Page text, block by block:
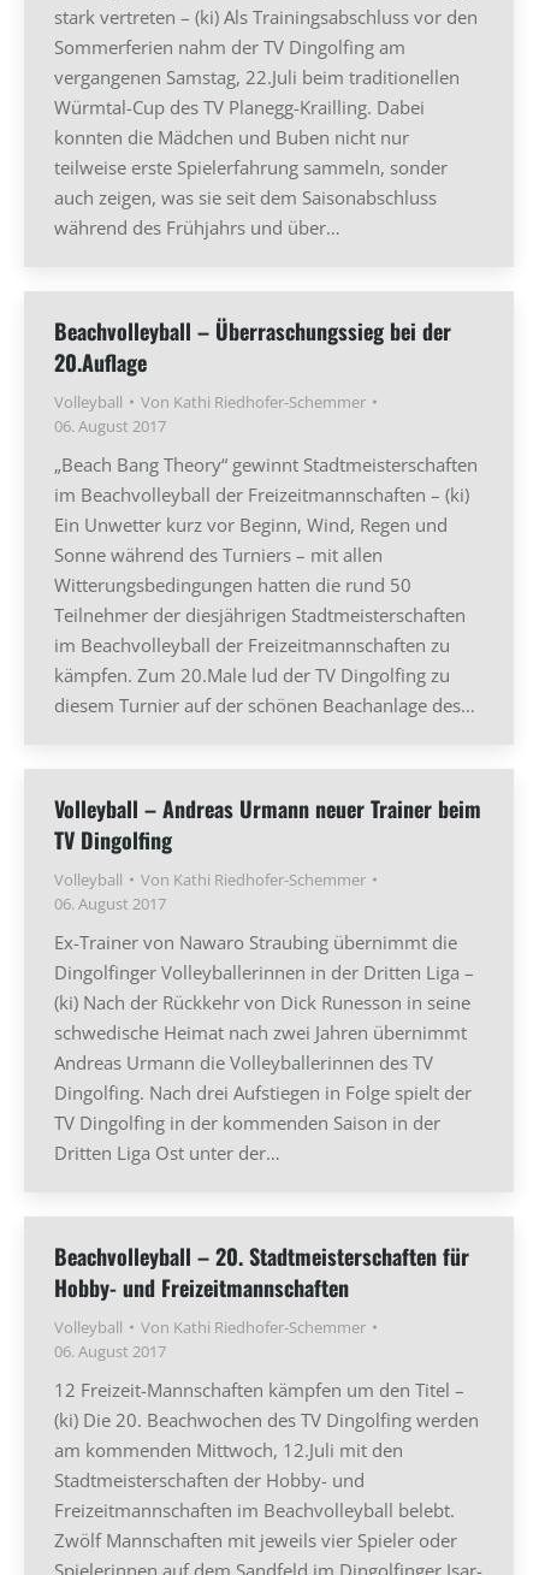
stark vertreten – (ki) Als Trainingsabschluss vor den
Sommerferien nahm der TV Dingolfing am
vergangenen Samstag, 22.Juli beim traditionellen
Würmtal-Cup des TV Planegg-Krailling. Dabei
konnten die Mädchen und Buben nicht nur
teilweise erste Spielerfahrung sammeln, sonder
auch zeigen, was sie seit dem Saisonabschluss
während des Frühjahrs und über…
Beachvolleyball – Überraschungssieg bei der
20.Auflage
Volleyball Von Kathi Riedhofer-Schemmer
06. August 2017
„Beach Bang Theory“ gewinnt Stadtmeisterschaften
im Beachvolleyball der Freizeitmannschaften – (ki)
Ein Unwetter kurz vor Beginn, Wind, Regen und
Sonne während des Turniers – mit allen
Witterungsbedingungen hatten die rund 50
Teilnehmer der diesjährigen Stadtmeisterschaften
im Beachvolleyball der Freizeitmannschaften zu
kämpfen. Zum 20.Male lud der TV Dingolfing zu
diesem Turnier auf der schönen Beachanlage des…
Volleyball – Andreas Urmann neuer Trainer beim
TV Dingolfing
Volleyball Von Kathi Riedhofer-Schemmer
06. August 2017
Ex-Trainer von Nawaro Straubing übernimmt die
Dingolfinger Volleyballerinnen in der Dritten Liga –
(ki) Nach der Rückkehr von Dick Runesson in seine
schwedische Heimat nach zwei Jahren übernimmt
Andreas Urmann die Volleyballerinnen des TV
Dingolfing. Nach drei Aufstiegen in Folge spielt der
TV Dingolfing in der kommenden Saison in der
Dritten Liga Ost unter der…
Beachvolleyball – 20. Stadtmeisterschaften für
Hobby- und Freizeitmannschaften
Volleyball Von Kathi Riedhofer-Schemmer
06. August 2017
12 Freizeit-Mannschaften kämpfen um den Titel –
(ki) Die 20. Beachwochen des TV Dingolfing werden
am kommenden Mittwoch, 12.Juli mit den
Stadtmeisterschaften der Hobby- und
Freizeitmannschaften im Beachvolleyball belebt.
Zwölf Mannschaften mit jeweils vier Spieler oder
Spielerinnen auf dem Sandfeld im Dingolfinger Isar-